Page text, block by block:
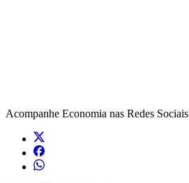
Acompanhe Economia nas Redes Sociais